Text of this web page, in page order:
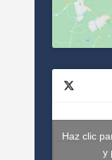
Haz clic
y